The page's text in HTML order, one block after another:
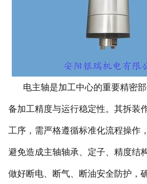
电主轴是加工中心的重要精密部
备加工精度与运行稳定性。其拆装
工序，需严格遵循标准化流程操作
避免造成主轴轴承、定子、精度结
做好断电、断气、断油安全防护，